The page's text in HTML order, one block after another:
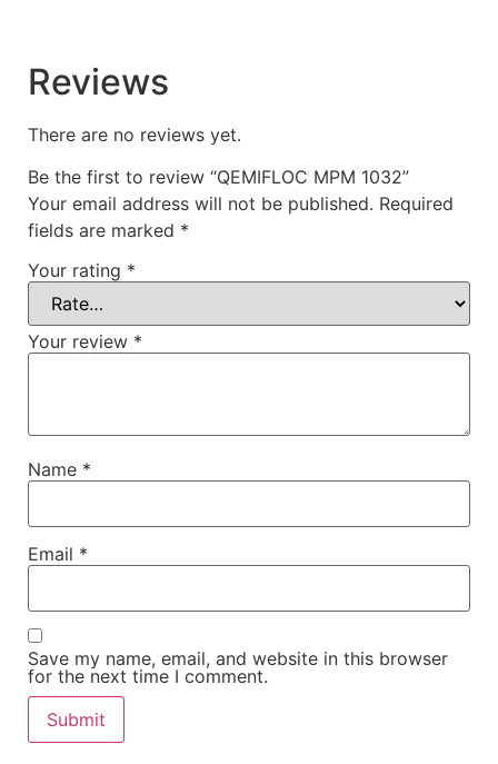
Reviews
There are no reviews yet.
Be the first to review “QEMIFLOC MPM 1032”
Your email address will not be published. Required
fields are marked *
Your rating *
Your review *
Name *
Email *
Save my name, email, and website in this browser
for the next time I comment.